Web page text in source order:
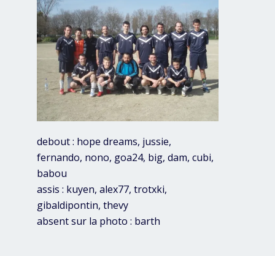
debout : hope dreams, jussie,
fernando, nono, goa24, big, dam, cubi,
babou
assis : kuyen, alex77, trotxki,
gibaldipontin, thevy
absent sur la photo : barth